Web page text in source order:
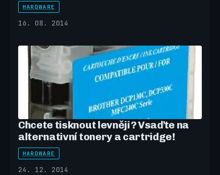
HARDWARE
16. 08. 2014
Chcete tisknout levněji? Vsaďte na
alternativní tonery a cartridge!
HARDWARE
24. 12. 2014